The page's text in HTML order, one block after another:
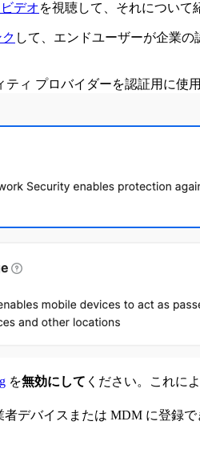
デオを視聴して、それについて
して、エンドユーザーが企業の
ィ プロバイダーを認証用に使
を無効にして ください。これに
デバイスまたは MDM に登録